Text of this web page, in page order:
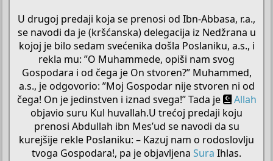
U drugoj predaji koja se prenosi od Ibn-Abbasa, r.a.,
se navodi da je (kršćanska) delegacija iz Nedžrana u
kojoj je bilo sedam svećenika došla Poslaniku, a.s., i
rekla mu: ”O Muhammede, opiši nam svog
Gospodara i od čega je On stvoren?” Muhammed,
a.s., je odgovorio: ”Moj Gospodar nije stvoren ni od
čega! On je jedinstven i iznad svega!” Tada je
Allah
objavio suru Kul huvallah.U trećoj predaji koju
prenosi Abdullah ibn Mes’ud se navodi da su
kurejšije rekle Poslaniku: – Kazuj nam o rodoslovlju
tvoga Gospodara!, pa je objavljena Sura Ihlas.